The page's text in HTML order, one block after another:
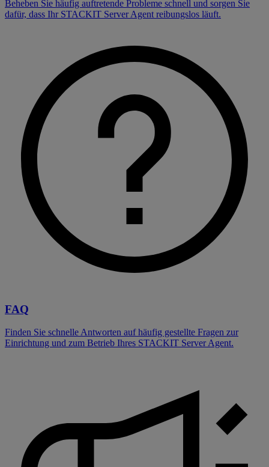
Beheben Sie häufig auftretende Probleme schnell und sorgen Sie
dafür, dass Ihr STACKIT Server Agent reibungslos läuft.
FAQ
Finden Sie schnelle Antworten auf häufig gestellte Fragen zur
Einrichtung und zum Betrieb Ihres STACKIT Server Agent.